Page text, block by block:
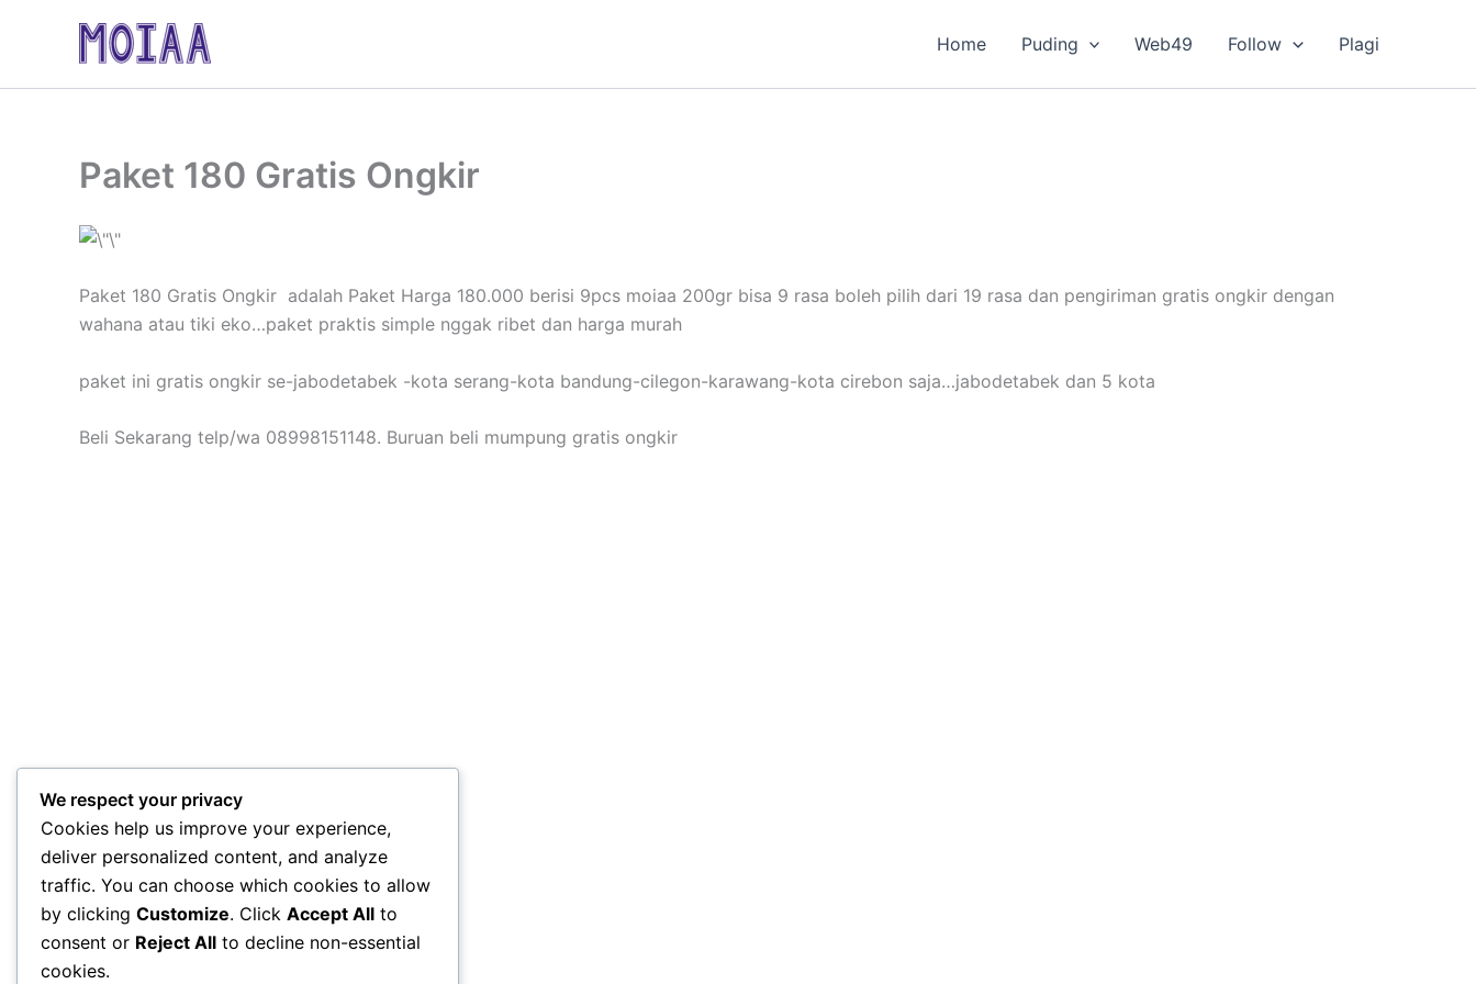
Home Puding Web49 Follow Plagi
Paket 180 Gratis Ongkir
Paket 180 Gratis Ongkir adalah Paket Harga 180.000 berisi 9pcs moiaa 200gr bisa 9 rasa boleh pilih dari 19 rasa dan pengiriman gratis ongkir dengan
wahana atau tiki eko…paket praktis simple nggak ribet dan harga murah
paket ini gratis ongkir se-jabodetabek -kota serang-kota bandung-cilegon-karawang-kota cirebon saja…jabodetabek dan 5 kota
Beli Sekarang telp/wa 08998151148. Buruan beli mumpung gratis ongkir
We respect your privacy
Cookies help us improve your experience,
deliver personalized content, and analyze
traffic. You can choose which cookies to allow
by clicking Customize. Click Accept All to
consent or Reject All to decline non-essential
cookies.